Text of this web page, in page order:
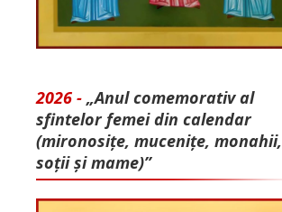
2026 - „Anul comemorativ al
sfintelor femei din calendar
(mironosițe, mu­cenițe, monahii,
soții și mame)”